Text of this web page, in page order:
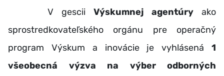
V gesciiVýskumnej agentúry ako
sprostredkovateľského orgánu pre operačný
program Výskum a inovácie je vyhlásená 1
všeobecná výzva
na výber odborných